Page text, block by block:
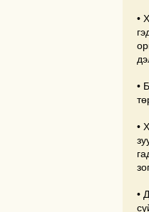
•
•
•
•